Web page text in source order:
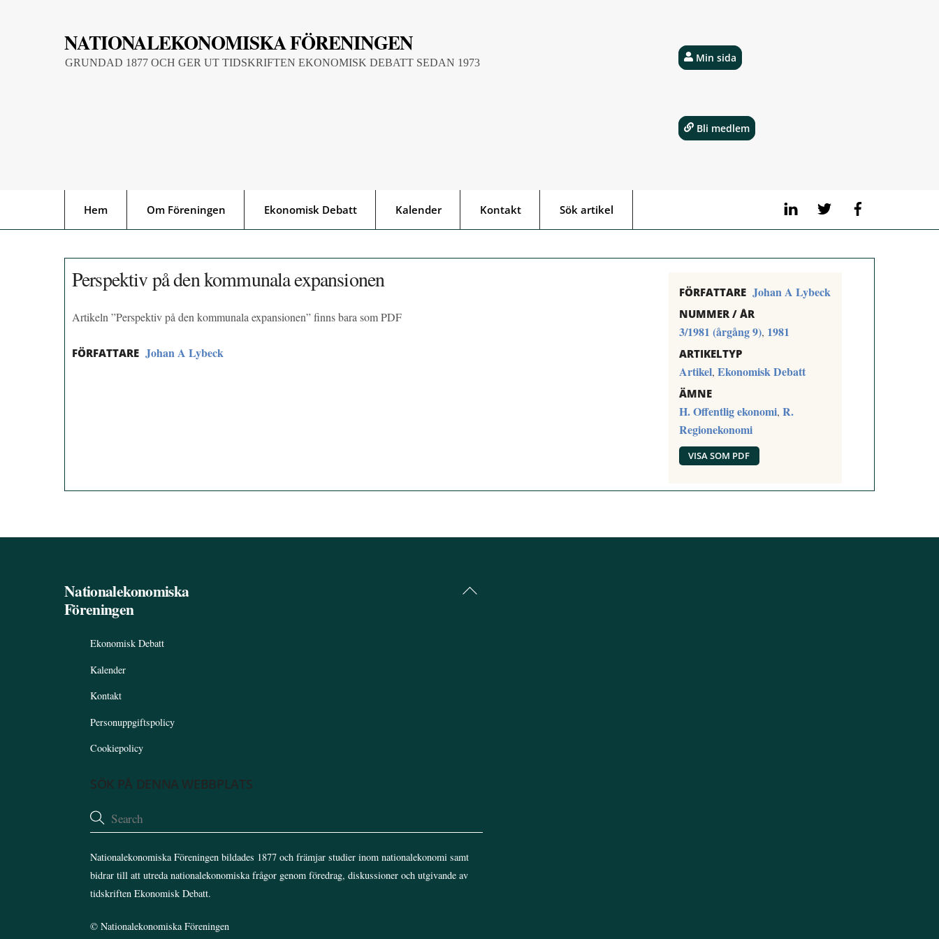
NATIONALEKONOMISKA FÖRENINGEN
GRUNDAD 1877 OCH GER UT TIDSKRIFTEN EKONOMISK DEBATT SEDAN 1973
LinkedIn Twitter
Hem Om Föreningen Ekonomisk Debatt Kalender Kontakt Sök artikel
Min sida
Bli medlem
Perspektiv på den kommunala expansionen
Artikeln ”Perspektiv på den kommunala expansionen” finns bara som PDF
FÖRFATTARE Johan A Lybeck
FÖRFATTARE Johan A Lybeck
NUMMER / ÅR
3/1981 (årgång 9), 1981
ARTIKELTYP
Artikel, Ekonomisk Debatt
ÄMNE
H. Offentlig ekonomi, R.
Regionekonomi
VISA SOM PDF
Back
Nationalekonomiska
Föreningen
Ekonomisk Debatt
Kalender
Kontakt
Personuppgiftspolicy
Cookiepolicy
SÖK PÅ DENNA WEBBPLATS
Nationalekonomiska Föreningen bildades 1877 och främjar studier inom nationalekonomi samt
bidrar till att utreda nationalekonomiska frågor genom föredrag, diskussioner och utgivande av
tidskriften Ekonomisk Debatt.
©Nationalekonomiska Föreningen